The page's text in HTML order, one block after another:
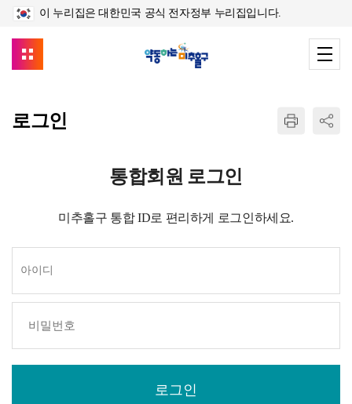
이 누리집은 대한민국 공식 전자정부 누리집입니다.
로그인
통합회원 로그인
미추홀구 통합 ID로 편리하게 로그인하세요.